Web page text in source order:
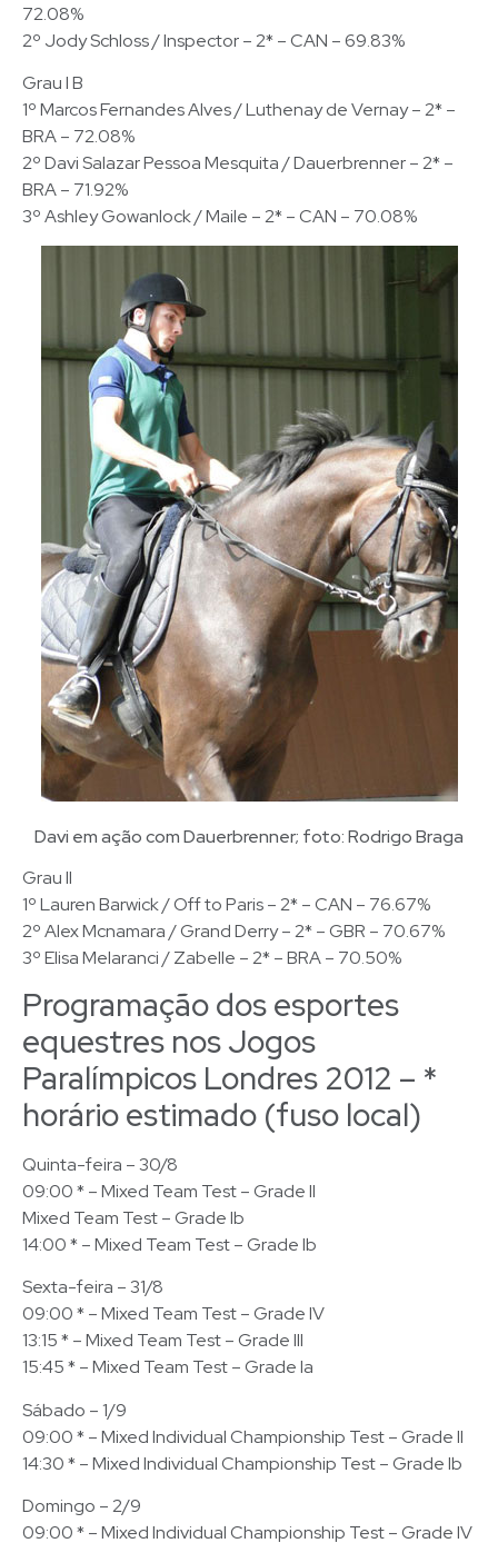
72.08%
2º Jody Schloss / Inspector – 2* – CAN – 69.83%
Grau I B
1º Marcos Fernandes Alves / Luthenay de Vernay – 2* –
BRA – 72.08%
2º Davi Salazar Pessoa Mesquita / Dauerbrenner – 2* –
BRA – 71.92%
3º Ashley Gowanlock / Maile – 2* – CAN – 70.08%
Davi em ação com Dauerbrenner; foto: Rodrigo Braga
Grau II
1º Lauren Barwick / Off to Paris – 2* – CAN – 76.67%
2º Alex Mcnamara / Grand Derry – 2* – GBR – 70.67%
3º Elisa Melaranci / Zabelle – 2* – BRA – 70.50%
Programação dos esportes
equestres nos Jogos
Paralímpicos Londres 2012 – *
horário estimado (fuso local)
Quinta-feira – 30/8
09:00 * – Mixed Team Test – Grade II
Mixed Team Test – Grade Ib
14:00 * – Mixed Team Test – Grade Ib
Sexta-feira – 31/8
09:00 * – Mixed Team Test – Grade IV
13:15 * – Mixed Team Test – Grade III
15:45 * – Mixed Team Test – Grade Ia
Sábado – 1/9
09:00 * – Mixed Individual Championship Test – Grade II
14:30 * – Mixed Individual Championship Test – Grade Ib
Domingo – 2/9
09:00 * – Mixed Individual Championship Test – Grade IV